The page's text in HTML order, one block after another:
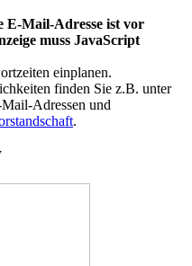
E-Mail-Adresse ist vor
muss JavaScript
einplanen.
finden Sie z.B. unter
Adressen und
.